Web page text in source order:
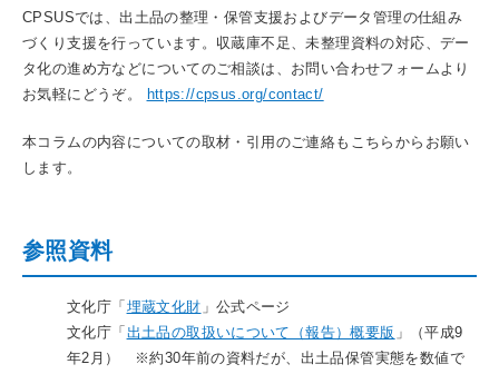
CPSUSでは、出土品の整理・保管支援およびデータ管理の仕組み
づくり支援を行っています。収蔵庫不足、未整理資料の対応、デー
タ化の進め方などについてのご相談は、お問い合わせフォームより
お気軽にどうぞ。
https://cpsus.org/contact/
本コラムの内容についての取材・引用のご連絡もこちらからお願い
します。
参照資料
文化庁「 埋蔵文化財 」公式ページ
文化庁「 出土品の取扱いについて（報告）概要版 」（平成9
年2月） ※約30年前の資料だが、出土品保管実態を数値で